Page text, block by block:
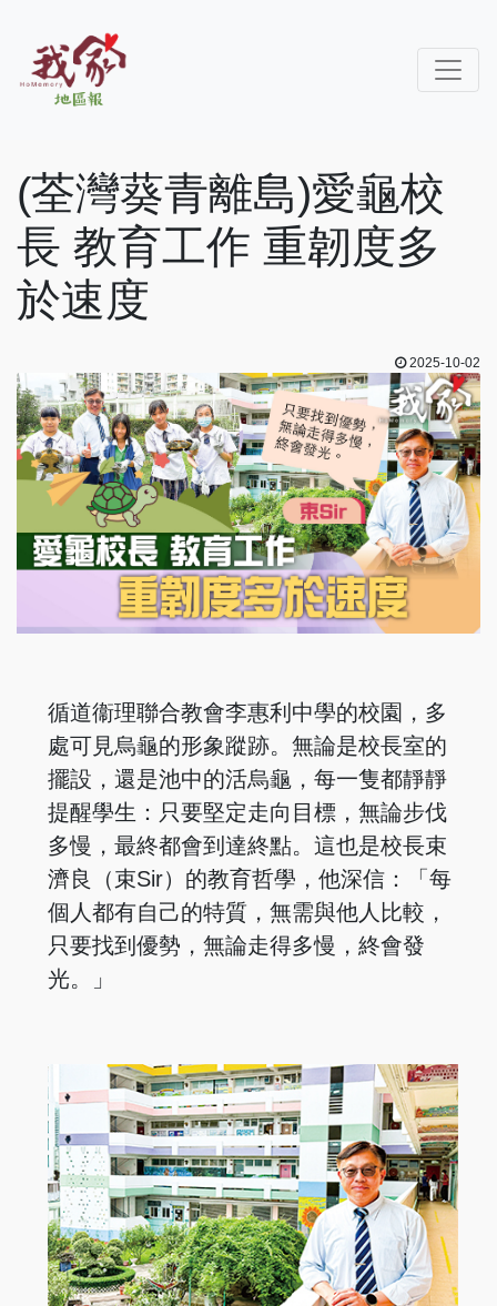
(荃灣葵青離島)愛龜校
長 教育工作 重韌度多
於速度
2025-10-02
循道衞理聯合教會李惠利中學的校園，多
處可見烏龜的形象蹤跡。無論是校長室的
擺設，還是池中的活烏龜，每一隻都靜靜
提醒學生：只要堅定走向目標，無論步伐
多慢，最終都會到達終點。這也是校長束
濟良（束Sir）的教育哲學，他深信：「每
個人都有自己的特質，無需與他人比較，
只要找到優勢，無論走得多慢，終會發
光。」